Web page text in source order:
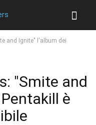
and Ignite" l'album dei
"Smite and
è